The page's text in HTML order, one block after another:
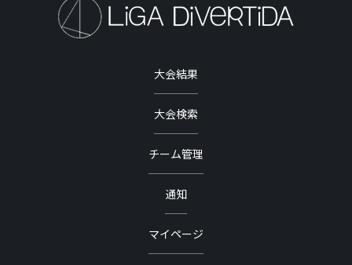
大会結果
大会検索
チーム管理
通知
マイページ